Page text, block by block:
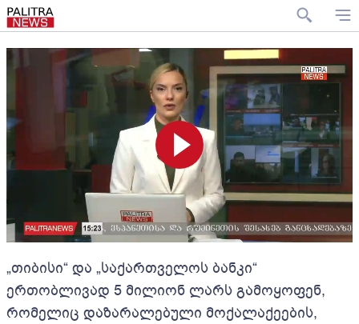
„თიბისი“ და „საქართველოს ბანკი“
ერთობლივად 5 მილიონ ლარს გამოყოფენ,
რომელიც დაზარალებული მოქალაქეების,